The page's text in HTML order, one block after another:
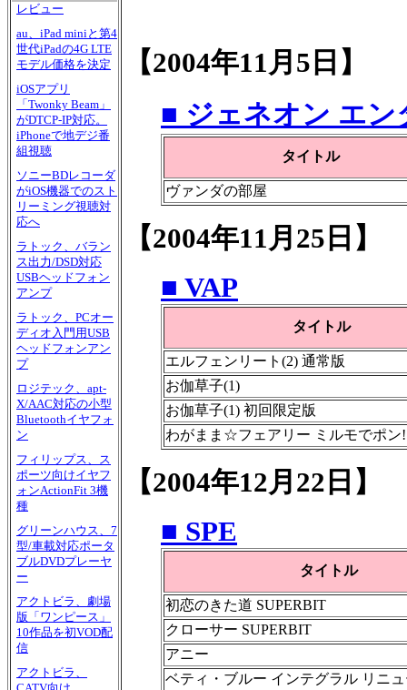
レビュー
au、iPad miniと第4
世代iPadの4G LTE
モデル価格を決定
iOSアプリ
「Twonky Beam」
がDTCP-IP対応。
iPhoneで地デジ番
組視聴
ソニーBDレコーダ
がiOS機器でのスト
リーミング視聴対
応へ
ラトック、バラン
ス出力/DSD対応
USBヘッドフォン
アンプ
ラトック、PCオー
ディオ入門用USB
ヘッドフォンアン
プ
ロジテック、apt-
X/AAC対応の小型
Bluetoothイヤフォ
ン
フィリップス、ス
ポーツ向けイヤフ
ォンActionFit 3機
種
グリーンハウス、7
型/車載対応ポータ
ブルDVDプレーヤ
ー
アクトビラ、劇場
版「ワンピース」
10作品を初VOD配
信
アクトビラ、
【2004年11月5日】
■ ジェネオン エ
タイトル
ヴァンダの部屋
【2004年11月25日】
■ VAP
タイトル
エルフェンリート(2) 通常版
お伽草子(1)
お伽草子(1) 初回限定版
わがまま☆フェアリー ミルモでポン!
【2004年12月22日】
■ SPE
タイトル
初恋のきた道 SUPERBIT
クローサー SUPERBIT
アニー
ベティ・ブルー インテグラル リニ